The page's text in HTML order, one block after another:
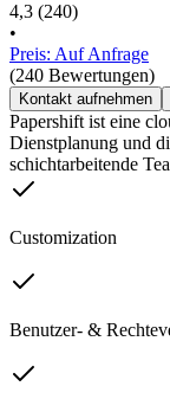
4,3 (240)
•
Preis: Auf Anfrage
(240 Bewertungen)
Kontakt aufnehmen
Papershift ist eine
Dienstplanung und
schichtarbeitende
Customization
Benutzer- &